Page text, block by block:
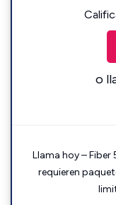
o
Llama hoy – Fiber
requieren